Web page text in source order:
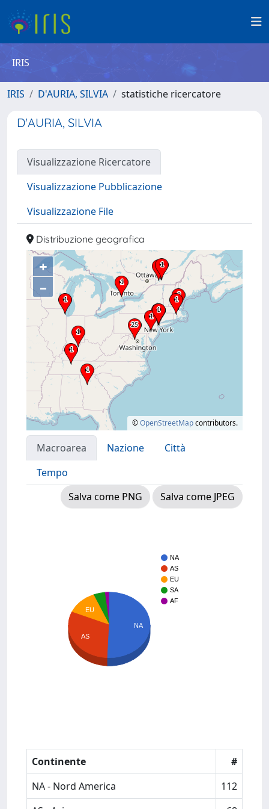
IRIS
IRIS D'AURIA, SILVIA statistiche ricercatore
D'AURIA, SILVIA
Visualizzazione Ricercatore
Visualizzazione Pubblicazione
Visualizzazione File
Distribuzione geografica
+
–
©OpenStreetMapcontributors.
Macroarea Nazione
Città
Tempo
Salva come PNG
Salva come JPEG
NA
AS
EU
SA
AF
EU
AS
NA
Continente
#
NA - Nord America
112